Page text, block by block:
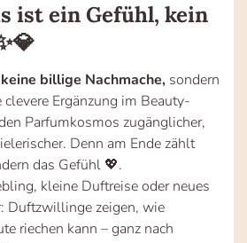
ist ein Gefühl, kein
billige Nachmache, sondern
Ergänzung im Beauty-
Parfumkosmos zugänglicher,
Denn am Ende zählt
das Gefühl 💖.
kleine Duftreise oder neues
Duftzwillinge zeigen, wie
riechen kann – ganz nach